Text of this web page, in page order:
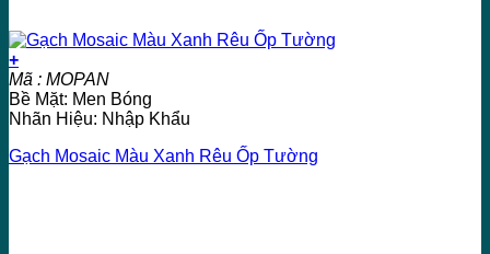
+
Mã : MOPAN
Bề Mặt: Men Bóng
Nhãn Hiệu: Nhập Khẩu
Gạch Mosaic Màu Xanh Rêu Ốp Tường